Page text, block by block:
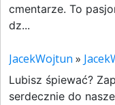
cmentarze. To
dz...
JacekWojtun »
Lubisz śpiewać?
serdecznie do